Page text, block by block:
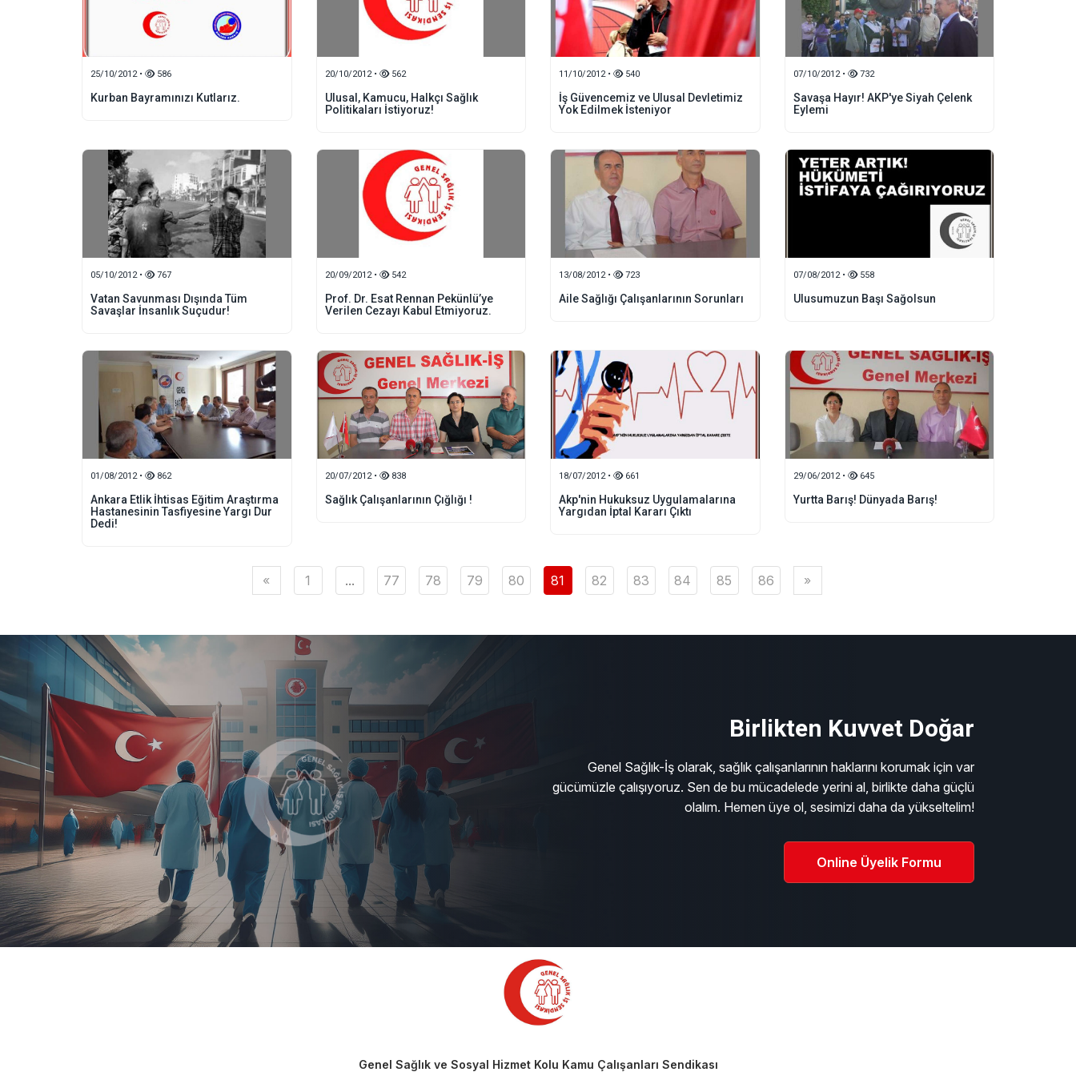
25/10/2012 • 586
Kurban Bayramınızı Kutlarız.
20/10/2012 • 562
Ulusal, Kamucu, Halkçı Sağlık
Politikaları İstiyoruz!
11/10/2012 • 540
İş Güvencemiz ve Ulusal Devletimiz
Yok Edilmek İsteniyor
07/10/2012 • 732
Savaşa Hayır! AKP'ye Siyah Çelenk
Eylemi
05/10/2012 • 767
Vatan Savunması Dışında Tüm
Savaşlar İnsanlık Suçudur!
20/09/2012 • 542
Prof. Dr. Esat Rennan Pekünlü’ye
Verilen Cezayı Kabul Etmiyoruz.
13/08/2012 • 723
Aile Sağlığı Çalışanlarının Sorunları
07/08/2012 • 558
Ulusumuzun Başı Sağolsun
01/08/2012 • 862
Ankara Etlik İhtisas Eğitim Araştırma
Hastanesinin Tasfiyesine Yargı Dur
Dedi!
20/07/2012 • 838
Sağlık Çalışanlarının Çığlığı !
18/07/2012 • 661
Akp'nin Hukuksuz Uygulamalarına
Yargıdan İptal Kararı Çıktı
29/06/2012 • 645
Yurtta Barış! Dünyada Barış!
« 1 ... 77 78 79 80 81 82 83 84 85 86 »
Birlikten Kuvvet Doğar
Genel Sağlık-İş olarak, sağlık çalışanlarının haklarını korumak için var
gücümüzle çalışıyoruz. Sen de bu mücadelede yerini al, birlikte daha güçlü
olalım. Hemen üye ol, sesimizi daha da yükseltelim!
Online Üyelik Formu
Genel Sağlık ve Sosyal Hizmet Kolu Kamu Çalışanları Sendikası